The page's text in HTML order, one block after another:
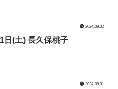
2024.09.02
日(土) 長久保桃子
2024.08.31